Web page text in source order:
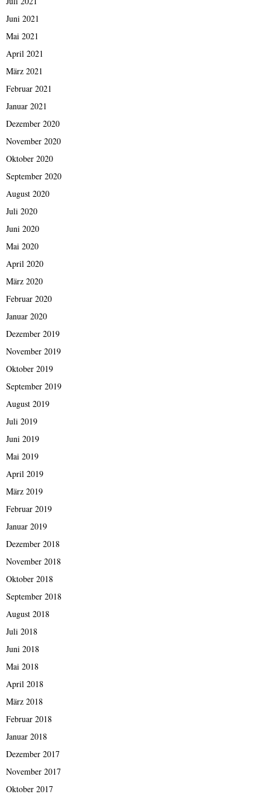
Juni 2021
Mai 2021
April 2021
März 2021
Februar 2021
Januar 2021
Dezember 2020
November 2020
Oktober 2020
September 2020
August 2020
Juli 2020
Juni 2020
Mai 2020
April 2020
März 2020
Februar 2020
Januar 2020
Dezember 2019
November 2019
Oktober 2019
September 2019
August 2019
Juli 2019
Juni 2019
Mai 2019
April 2019
März 2019
Februar 2019
Januar 2019
Dezember 2018
November 2018
Oktober 2018
September 2018
August 2018
Juli 2018
Juni 2018
Mai 2018
April 2018
März 2018
Februar 2018
Januar 2018
Dezember 2017
November 2017
Oktober 2017